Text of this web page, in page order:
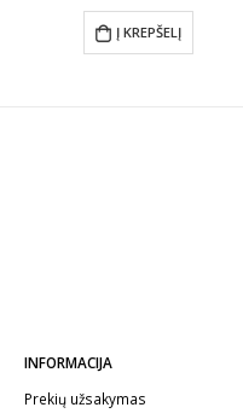
Į KREPŠELĮ
INFORMACIJA
Prekių užsakymas